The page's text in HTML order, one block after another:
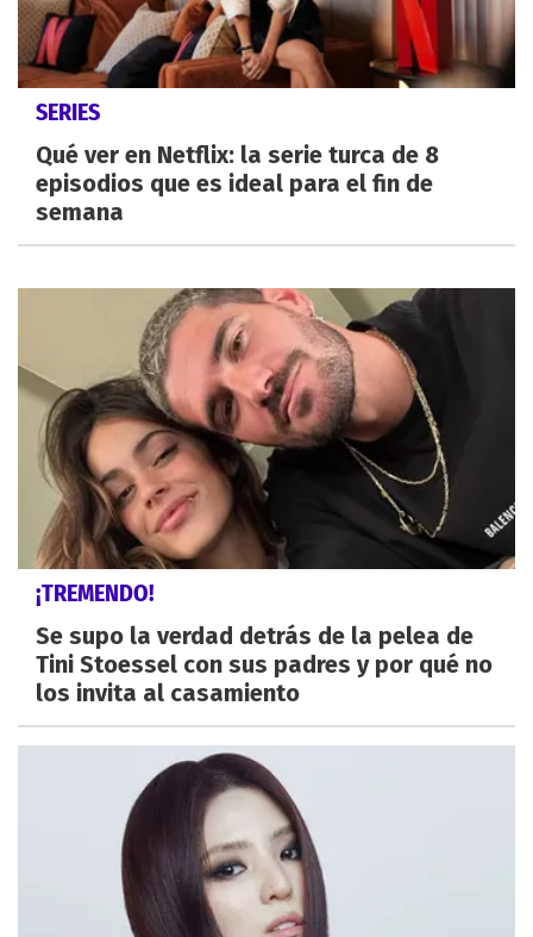
SERIES
Qué ver en Netflix: la serie turca de 8
episodios que es ideal para el fin de
semana
¡TREMENDO!
Se supo la verdad detrás de la pelea de
Tini Stoessel con sus padres y por qué no
los invita al casamiento